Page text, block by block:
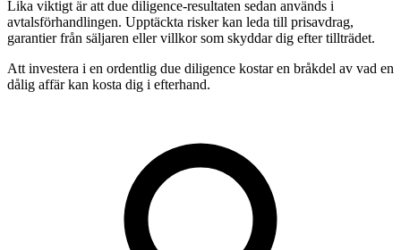
Lika viktigt är att due diligence-resultaten sedan används i
avtalsförhandlingen. Upptäckta risker kan leda till prisavdrag,
garantier från säljaren eller villkor som skyddar dig efter tillträdet.
Att investera i en ordentlig due diligence kostar en bråkdel av vad en
dålig affär kan kosta dig i efterhand.